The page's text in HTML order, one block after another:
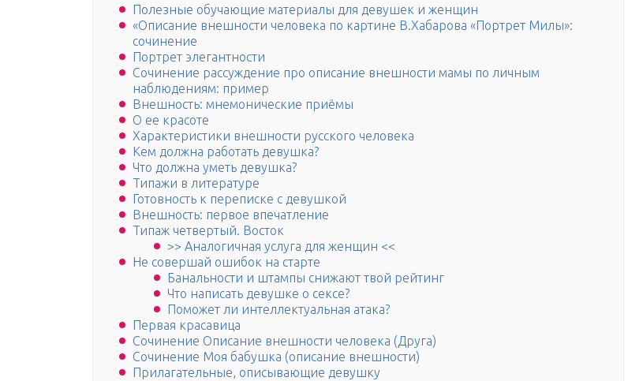
Полезные обучающие материалы для девушек и женщин
«Описание внешности человека по картине В.Хабарова «Портрет Милы»:
сочинение
Портрет элегантности
Сочинение рассуждение про описание внешности мамы по личным
наблюдениям: пример
Внешность: мнемонические приёмы
О ее красоте
Характеристики внешности русского человека
Кем должна работать девушка?
Что должна уметь девушка?
Типажи в литературе
Готовность к переписке с девушкой
Внешность: первое впечатление
Типаж четвертый. Восток
>> Аналогичная услуга для женщин <<
Не совершай ошибок на старте
Банальности и штампы снижают твой рейтинг
Что написать девушке о сексе?
Поможет ли интеллектуальная атака?
Первая красавица
Сочинение Описание внешности человека (Друга)
Сочинение Моя бабушка (описание внешности)
Прилагательные, описывающие девушку